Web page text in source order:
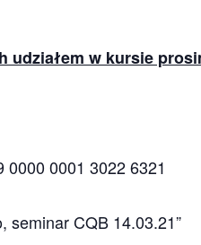
w kursie
0000 0001 3022 6321
seminar CQB 14.03.21”